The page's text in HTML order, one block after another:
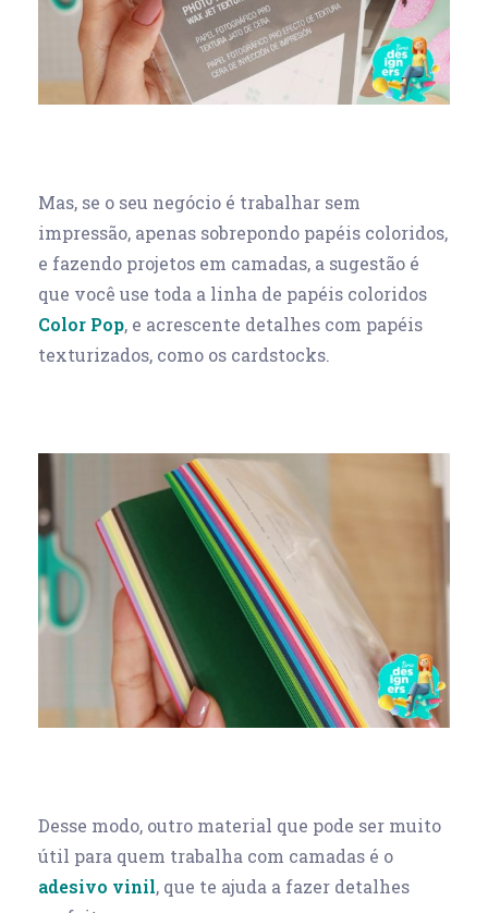
Mas, se o seu negócio é trabalhar sem
impressão, apenas sobrepondo papéis coloridos,
e fazendo projetos em camadas, a sugestão é
que você use toda a linha de papéis coloridos
Color Pop, e acrescente detalhes com papéis
texturizados, como os cardstocks.
Desse modo, outro material que pode ser muito
útil para quem trabalha com camadas é o
adesivo vinil, que te ajuda a fazer detalhes